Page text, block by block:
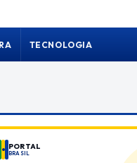
TECNOLOGIA
PORTAL
BRASIL